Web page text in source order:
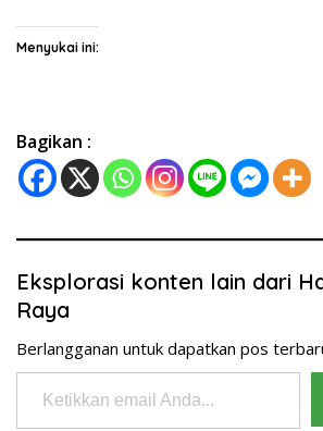
Menyukai ini:
Bagikan :
Eksplorasi konten lain dari
Raya
Berlangganan untuk dapatkan pos
Ketikkan email Anda...